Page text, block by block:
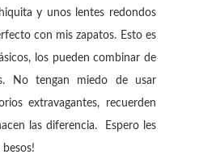
y unos lentes redondos
con mis zapatos. Esto es
los pueden combinar de
No tengan miedo de usar
extravagantes, recuerden
las diferencia. Espero les
besos!